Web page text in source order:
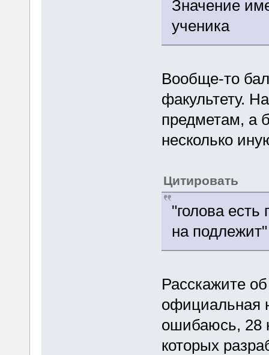
Значение
ученика
Вообще-то
факультету.
предметам, а
несколько
Цитировать
"голова
на подлежит"
Расскажите
официальная
ошибаюсь, 28
которых